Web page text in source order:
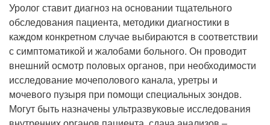
Уролог ставит диагноз на основании тщательного
обследования пациента, методики диагностики в
каждом конкретном случае выбираются в соответствии
с симптоматикой и жалобами больного. Он проводит
внешний осмотр половых органов, при необходимости
исследование мочеполового канала, уретры и
мочевого пузыря при помощи специальных зондов.
Могут быть назначены ультразвуковые исследования